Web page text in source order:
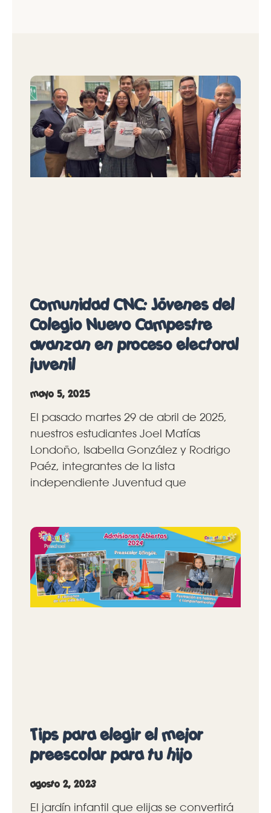
Comunidad CNC: Jóvenes del
Colegio Nuevo Campestre
avanzan en proceso electoral
juvenil
mayo 5, 2025
El pasado martes 29 de abril de 2025,
nuestros estudiantes Joel Matías
Londoño, Isabella González y Rodrigo
Paéz, integrantes de la lista
independiente Juventud que
Tips para elegir el mejor
preescolar para tu hijo
agosto 2, 2023
El jardín infantil que elijas se convertirá